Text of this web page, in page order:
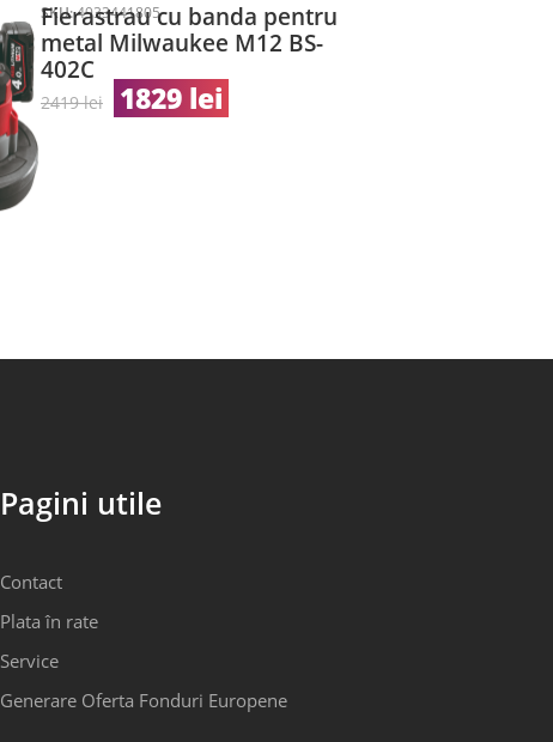
SKU:4933441805
Fierastrau cu banda pentru
metal Milwaukee M12 BS-
402C
2419lei 1829 lei
Pagini utile
Contact
Plata în rate
Service
Generare Oferta Fonduri Europene